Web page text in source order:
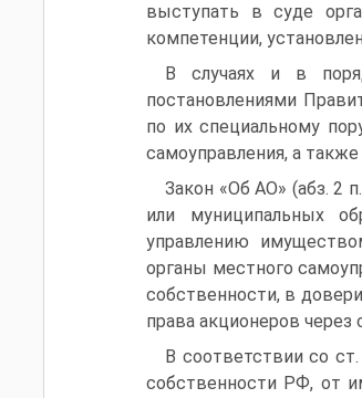
выступать в суде
компетенции,
В случаях и в
постановлениями
по их специальному
самоуправления, а
Закон «Об АО» (абз. 2
или муниципальных
управлению
органы местного
собственности, в
права акционеров через
В соответствии со
собственности РФ, от